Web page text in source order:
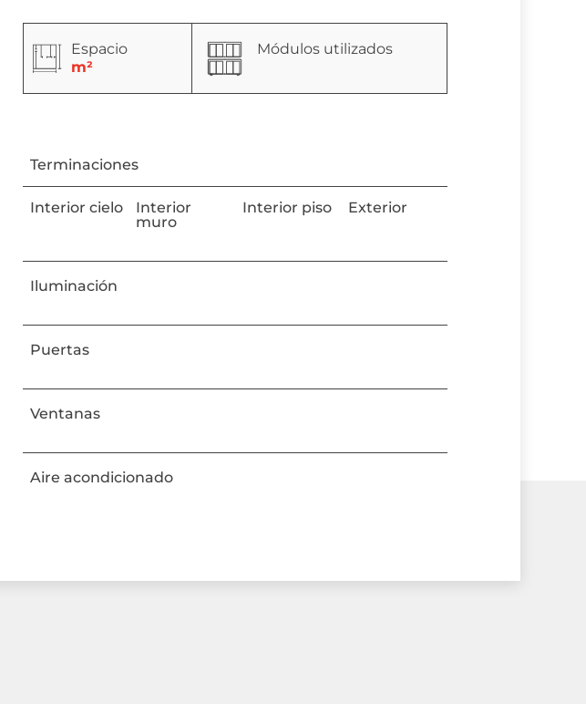
Espacio
m²
Módulos utilizados
Terminaciones
Interior cielo
Interior
muro
Interior piso Exterior
Iluminación
Puertas
Ventanas
Aire acondicionado